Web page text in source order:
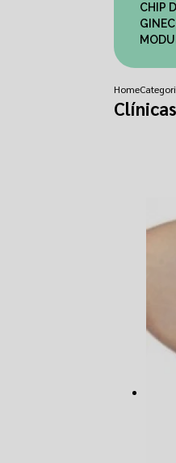
Home